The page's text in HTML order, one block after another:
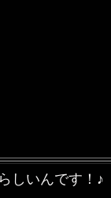
しいんです！♪